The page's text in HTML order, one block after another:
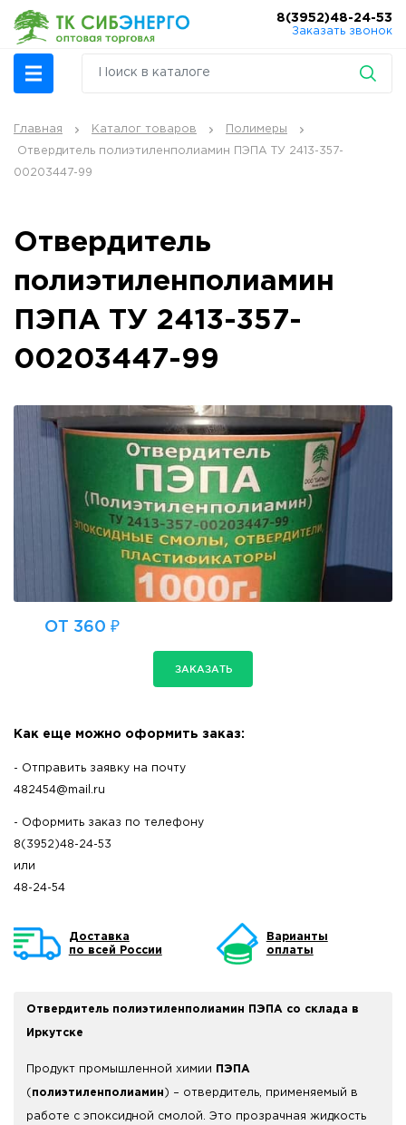
8(3952)48-24-53
Заказать звонок
Главная Каталог товаров Полимеры
Отвердитель полиэтиленполиамин ПЭПА ТУ 2413-357-
00203447-99
Отвердитель
полиэтиленполиамин
ПЭПА ТУ 2413-357-
00203447-99
ОТ 360 ₽
ЗАКАЗАТЬ
Как еще можно оформить заказ:
- Отправить заявку на почту
482454@mail.ru
- Оформить заказ по телефону
8(3952)48-24-53
или
48-24-54
Доставка
по всей России
Варианты
оплаты
Отвердитель полиэтиленполиамин ПЭПА со склада в
Иркутске
Продукт промышленной химии ПЭПА
( полиэтиленполиамин ) – отвердитель, применяемый в
работе с эпоксидной смолой. Это прозрачная жидкость